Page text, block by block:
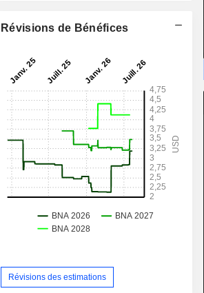
Révisions de Bénéfices
Révisions des estimations